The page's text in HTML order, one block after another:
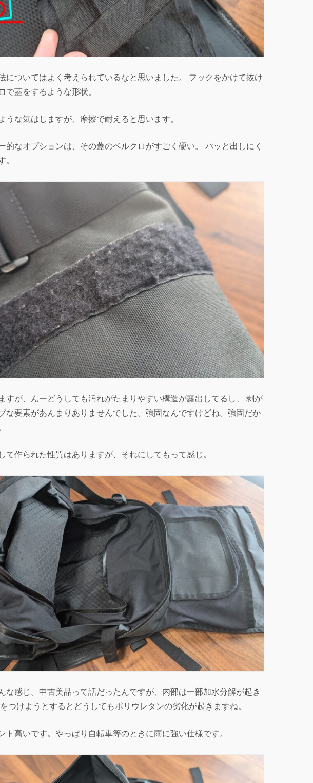
についてはよく考えられているなと思いました。 フックをかけて抜け
で蓋をするような形状。
うな気はしますが、摩擦で耐えると思います。
的なオプションは、その蓋のベルクロがすごく硬い。 パッと出しにく
。
すが、んーどうしても汚れがたまりやすい構造が露出してるし、 剥が
な要素があんまりありませんでした。強固なんですけどね。強固だか
て作られた性質はありますが、それにしてもって感じ。
な感じ。中古美品って話だったんですが、内部は一部加水分解が起き
つけようとするとどうしてもポリウレタンの劣化が起きますね。
ト高いです。やっぱり自転車等のときに雨に強い仕様です。